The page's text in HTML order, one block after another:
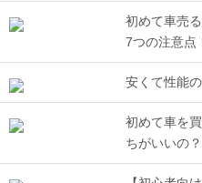
初めて車売
7つの注意点
安くて性能
初めて車を
ちがいいの？